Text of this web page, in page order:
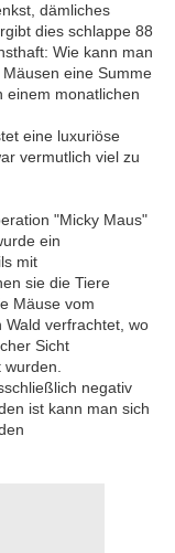
dämliches
dies schlappe 88
Wie kann man
eine Summe
einem monatlichen
eine luxuriöse
vermutlich viel zu
"Micky Maus"
ein
mit
sie die Tiere
Mäuse vom
Wald verfrachtet, wo
Sicht
negativ
ist kann man sich